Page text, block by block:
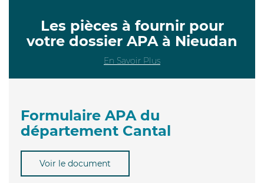
Les pièces à fournir pour
votre dossier APA à Nieudan
En Savoir Plus
Formulaire APA du
département Cantal
Voir le document